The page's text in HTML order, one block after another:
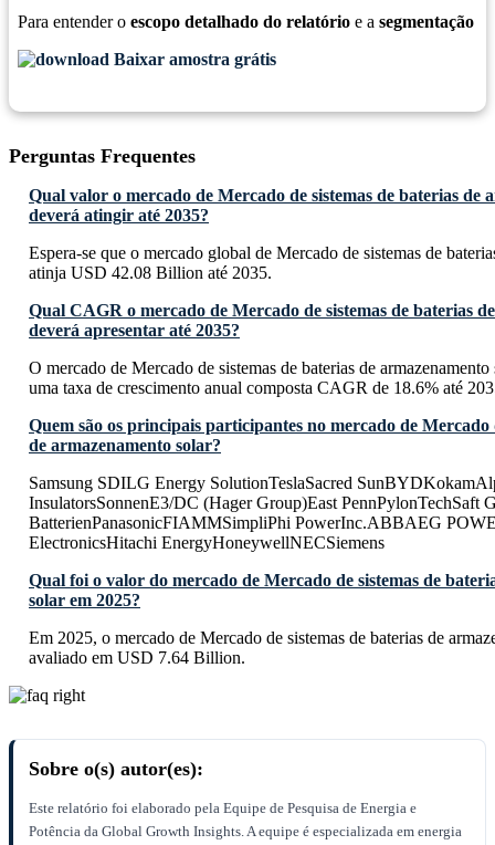
Para entender o escopo detalhado do relatório e a segmentação
Baixar amostra grátis
Perguntas Frequentes
Qual valor o mercado de Mercado de sistemas de baterias de
deverá atingir até 2035?
Espera-se que o mercado global de Mercado de sistemas de
atinja USD 42.08 Billion até 2035.
Qual CAGR o mercado de Mercado de sistemas de baterias
deverá apresentar até 2035?
O mercado de Mercado de sistemas de baterias de
uma taxa de crescimento anual composta CAGR de 18.6% até
Quem são os principais participantes no mercado de Mercado
de armazenamento solar?
Samsung SDILG Energy SolutionTeslaSacred
InsulatorsSonnenE3/DC (Hager Group)East PennPylonTechSaft
BatterienPanasonicFIAMMSimpliPhi PowerInc.ABBAEG
ElectronicsHitachi EnergyHoneywellNECSiemens
Qual foi o valor do mercado de Mercado de sistemas de
solar em 2025?
Em 2025, o mercado de Mercado de sistemas de baterias de
avaliado em USD 7.64 Billion.
Sobre o(s) autor(es):
Este relatório foi elaborado pela Equipe de Pesquisa de Energia e
Potência da Global Growth Insights. A equipe é especializada em energia